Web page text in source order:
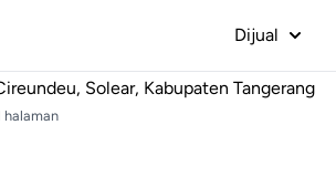
Dijual
Solear, Kabupaten Tangerang
halaman